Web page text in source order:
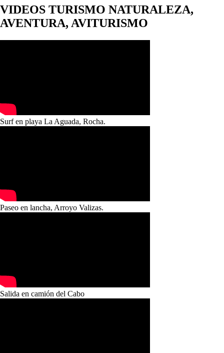
VIDEOS TURISMO NATURALEZA,
AVENTURA, AVITURISMO
Surf en playa La Aguada, Rocha.
Paseo en lancha, Arroyo Valizas.
Salida en camión del Cabo